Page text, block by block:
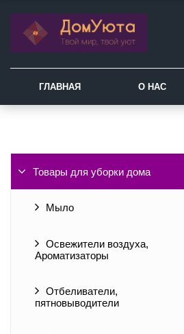
ГЛАВНАЯ О НАС
Товары для уборки дома
Мыло
Освежители воздуха,
Ароматизаторы
Отбеливатели,
пятновыводители